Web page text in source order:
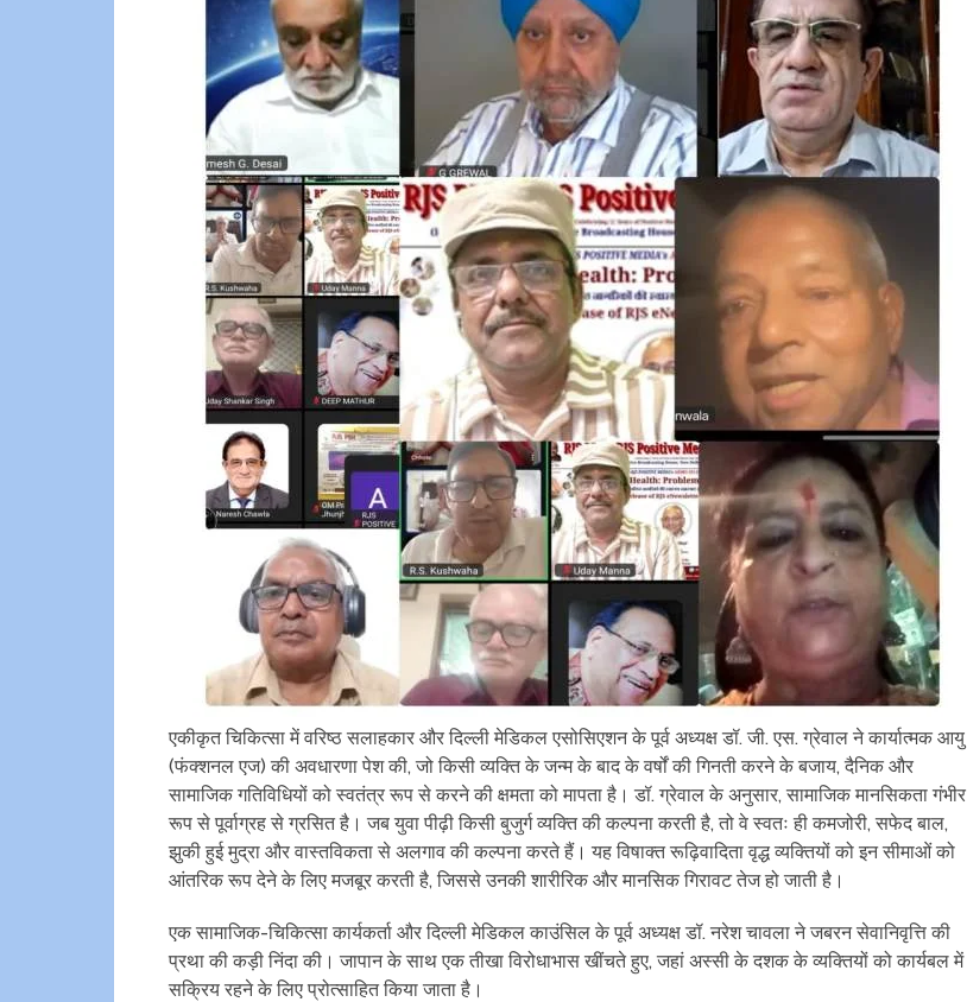
एकीकृत चिकित्सा में वरिष्ठ सलाहकार और दिल्ली मेडिकल एसोसिएशन के पूर्व अध्यक्ष डॉ. जी. एस. ग्रेवाल ने कार्यात्मक आयु
(फंक्शनल एज) की अवधारणा पेश की, जो किसी व्यक्ति के जन्म के बाद के वर्षों की गिनती करने के बजाय, दैनिक और
सामाजिक गतिविधियों को स्वतंत्र रूप से करने की क्षमता को मापता है। डॉ. ग्रेवाल के अनुसार, सामाजिक मानसिकता गंभीर
रूप से पूर्वाग्रह से ग्रसित है। जब युवा पीढ़ी किसी बुजुर्ग व्यक्ति की कल्पना करती है, तो वे स्वतः ही कमजोरी, सफेद बाल,
झुकी हुई मुद्रा और वास्तविकता से अलगाव की कल्पना करते हैं। यह विषाक्त रूढ़िवादिता वृद्ध व्यक्तियों को इन सीमाओं को
आंतरिक रूप देने के लिए मजबूर करती है, जिससे उनकी शारीरिक और मानसिक गिरावट तेज हो जाती है।
एक सामाजिक-चिकित्सा कार्यकर्ता और दिल्ली मेडिकल काउंसिल के पूर्व अध्यक्ष डॉ. नरेश चावला ने जबरन सेवानिवृत्ति की
प्रथा की कड़ी निंदा की। जापान के साथ एक तीखा विरोधाभास खींचते हुए, जहां अस्सी के दशक के व्यक्तियों को कार्यबल में
सक्रिय रहने के लिए प्रोत्साहित किया जाता है।